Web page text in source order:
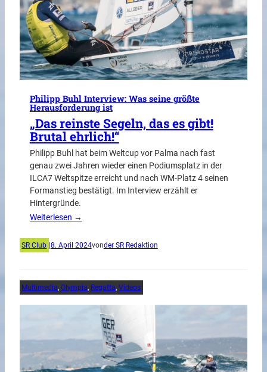
Philipp Buhl Interview: Was seine größte
Herausforderung ist
„Das reinste Segeln, das es gibt!
Brutal ehrlich!“
Philipp Buhl hat beim Weltcup vor Palma nach fast
genau zwei Jahren wieder einen Podiumsplatz in der
ILCA7 Weltspitze erreicht und nach WM-Platz 4 seinen
Formanstieg bestätigt. Im Interview erzählt er
Hintergründe.
Weiterlesen →
SR Club 8. April 2024vonder SR Redaktion
Multimedia, Olympia, Regatta, Videos